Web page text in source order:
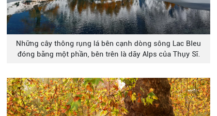
Những cây thông rụng lá bên cạnh dòng sông Lac Bleu
đóng băng một phần, bên trên là dãy Alps của Thụy Sĩ.